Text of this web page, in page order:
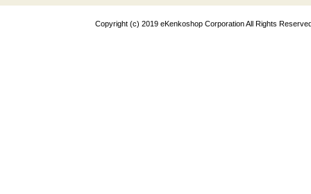
Copyright (c) 2019 eKenkoshop Corporation All Rights